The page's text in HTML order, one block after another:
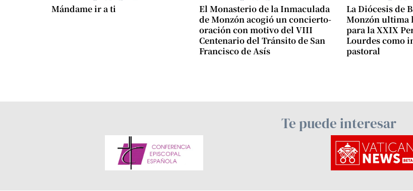
Mándame ir a ti
El Monasterio de la Inmaculada
de Monzón acogió un concierto-
oración con motivo del VIII
Centenario del Tránsito de San
Francisco de Asís
La Diócesis de
Monzón ultima
para la XXIX
Lourdes como
pastoral
Te puede interesar